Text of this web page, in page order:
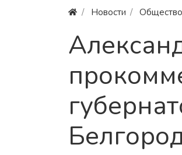
Новости Общество